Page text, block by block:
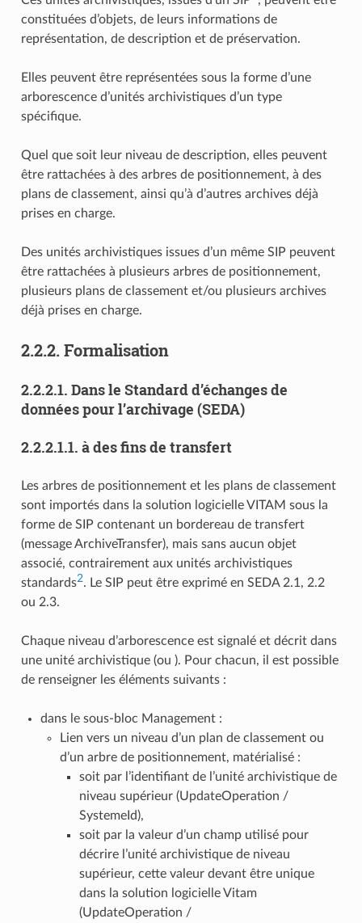
constituées d’objets, de leurs informations de
représentation, de description et de préservation.
Elles peuvent être représentées sous la forme d’une
arborescence d’unités archivistiques d’un type
spécifique.
Quel que soit leur niveau de description, elles peuvent
être rattachées à des arbres de positionnement, à des
plans de classement, ainsi qu’à d’autres archives déjà
prises en charge.
Des unités archivistiques issues d’un même SIP peuvent
être rattachées à plusieurs arbres de positionnement,
plusieurs plans de classement et/ou plusieurs archives
déjà prises en charge.
2.2.2. Formalisation
2.2.2.1. Dans le Standard d’échanges de
données pour l’archivage (SEDA)
2.2.2.1.1. à des fins de transfert
Les arbres de positionnement et les plans de classement
sont importés dans la solution logicielle VITAM sous la
forme de SIP contenant un bordereau de transfert
(message ArchiveTransfer), mais sans aucun objet
associé, contrairement aux unités archivistiques
standards2. Le SIP peut être exprimé en SEDA 2.1, 2.2
ou 2.3.
Chaque niveau d’arborescence est signalé et décrit dans
une unité archivistique (ou ). Pour chacun, il est possible
de renseigner les éléments suivants :
dans le sous-bloc Management :
Lien vers un niveau d’un plan de classement ou
d’un arbre de positionnement, matérialisé :
soit par l’identifiant de l’unité archivistique de
niveau supérieur (UpdateOperation /
SystemeId),
soit par la valeur d’un champ utilisé pour
décrire l’unité archivistique de niveau
supérieur, cette valeur devant être unique
dans la solution logicielle Vitam
(UpdateOperation /